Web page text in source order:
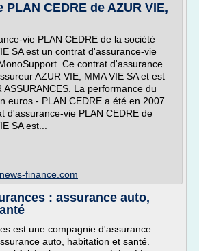
CEDRE de AZUR VIE,
vie PLAN CEDRE de la société
SA est un contrat d'assurance-vie
Ce contrat d'assurance
AZUR VIE, MMA VIE SA et est
ASSURANCES. La performance du
euros - PLAN CEDRE a été en 2007
d'assurance-vie PLAN CEDRE de
SA est...
finance.com
: assurance auto,
est une compagnie d'assurance
auto, habitation et santé.